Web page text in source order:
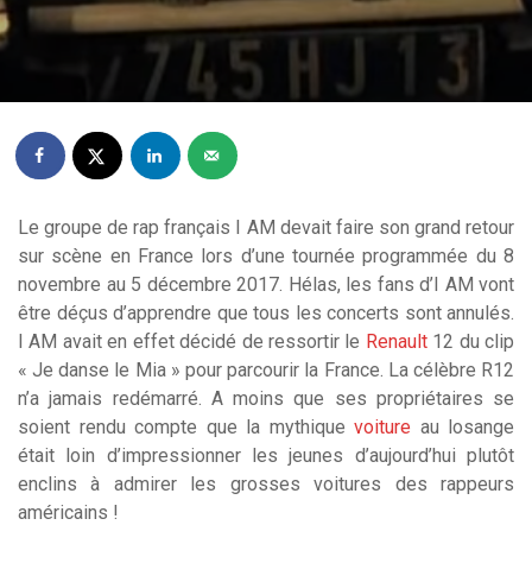
Le groupe de rap français I AM devait faire son grand retour
sur scène en France lors d’une tournée programmée du 8
novembre au 5 décembre 2017. Hélas, les fans d’I AM vont
être déçus d’apprendre que tous les concerts sont annulés.
I AM avait en effet décidé de ressortir le Renault12 du clip
« Je danse le Mia » pour parcourir la France. La célèbre R12
n’a jamais redémarré. A moins que ses propriétaires se
soient rendu compte que la mythique voiture au losange
était loin d’impressionner les jeunes d’aujourd’hui plutôt
enclins à admirer les grosses voitures des rappeurs
américains !